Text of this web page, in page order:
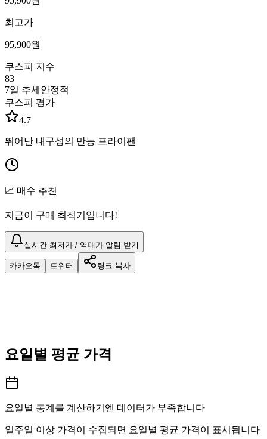
최고가
95,900원
쿠스피 지수
83
7일 추세 안정적
쿠스피 평가
4.7
뛰어난 내구성의 만능 프라이팬
📈 매수 추천
지금이 구매 최적기입니다!
실시간 최저가 / 역대가 알림 받기
카카오톡 트위터 링크 복사
요일별 평균 가격
요일별 통계를 계산하기엔 데이터가 부족합니다
일주일 이상 가격이 수집되면 요일별 평균 가격이 표시됩니다